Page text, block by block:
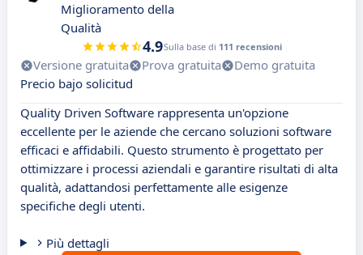
Miglioramento della
Qualità
4.9Sulla base di 111 recensioni
Versione gratuita Prova gratuita
Demo gratuita
Precio bajo solicitud
Quality Driven Software rappresenta un'opzione
eccellente per le aziende che cercano soluzioni software
efficaci e affidabili. Questo strumento è progettato per
ottimizzare i processi aziendali e garantire risultati di alta
qualità, adattandosi perfettamente alle esigenze
specifiche degli utenti.
Più dettagli